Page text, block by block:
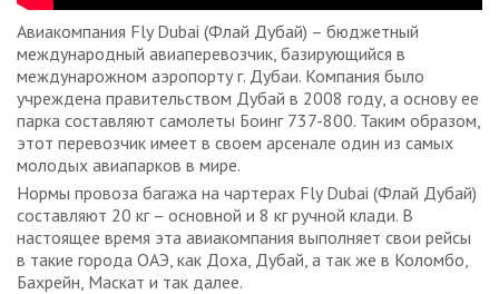
Авиакомпания Fly Dubai (Флай Дубай) – бюджетный
международный авиаперевозчик, базирующийся в
междунарожном аэропорту г. Дубаи. Компания было
учреждена правительством Дубай в 2008 году, а основу ее
парка составляют самолеты Боинг 737-800. Таким образом,
этот перевозчик имеет в своем арсенале один из самых
молодых авиапарков в мире.
Нормы провоза багажа на чартерах Fly Dubai (Флай Дубай)
составляют 20 кг – основной и 8 кг ручной клади. В
настоящее время эта авиакомпания выполняет свои рейсы
в такие города ОАЭ, как Доха, Дубай, а так же в Коломбо,
Бахрейн, Маскат и так далее.